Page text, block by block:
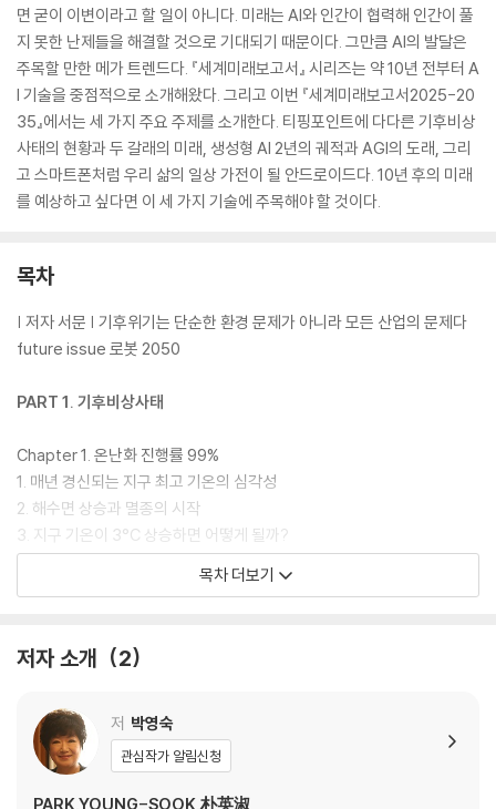
면 굳이 이변이라고 할 일이 아니다. 미래는 AI와 인간이 협력해 인간이 풀
지 못한 난제들을 해결할 것으로 기대되기 때문이다. 그만큼 AI의 발달은
주목할 만한 메가 트렌드다. 『세계미래보고서』 시리즈는 약 10년 전부터 A
I 기술을 중점적으로 소개해왔다. 그리고 이번 『세계미래보고서2025-20
35』에서는 세 가지 주요 주제를 소개한다. 티핑포인트에 다다른 기후비상
사태의 현황과 두 갈래의 미래, 생성형 AI 2년의 궤적과 AGI의 도래, 그리
고 스마트폰처럼 우리 삶의 일상 가전이 될 안드로이드다. 10년 후의 미래
를 예상하고 싶다면 이 세 가지 기술에 주목해야 할 것이다.
목차
| 저자 서문 | 기후위기는 단순한 환경 문제가 아니라 모든 산업의 문제다
future issue 로봇 2050
PART 1. 기후비상사태
Chapter 1. 온난화 진행률 99%
1. 매년 경신되는 지구 최고 기온의 심각성
2. 해수면 상승과 멸종의 시작
3. 지구 기온이 3°C 상승하면 어떻게 될까?
4. 인간이 생존할 수 있는 온도의 한계선은 얼마일까?
5. 기후변화의 열쇠를 쥔 16개의 티핑 포인트
8. 기후변화를 막기에는 너무 늦은 걸까?
Chapter 2. 1%의 희망을 찾는 사람들
1. 기후 피해의 책임을 묻는 사람들
2. 탄소중립의 실천 현황
3. 기후변화를 저지하기 위한 전환점
목차 더보기
저자 소개 2
저 박영숙
관심작가 알림신청
PARK,YOUNG-SOOK,朴英淑